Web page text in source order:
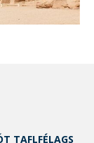
TAFLFÉLAGS